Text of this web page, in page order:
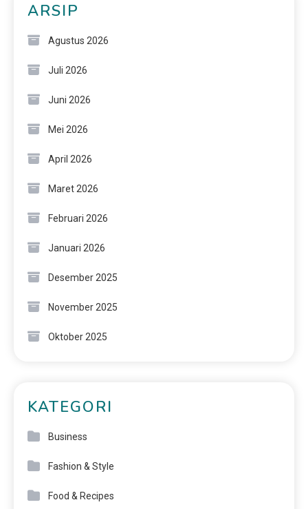
ARSIP
Agustus 2026
Juli 2026
Juni 2026
Mei 2026
April 2026
Maret 2026
Februari 2026
Januari 2026
Desember 2025
November 2025
Oktober 2025
KATEGORI
Business
Fashion & Style
Food & Recipes